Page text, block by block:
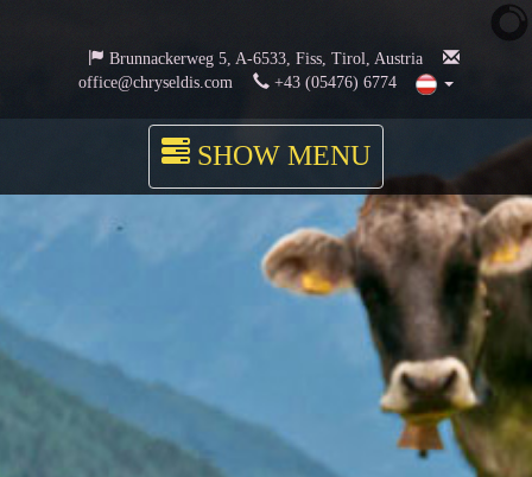
Brunnackerweg 5, A-6533, Fiss, Tirol, Austria
office@chryseldis.com
+43 (05476) 6774
SHOW MENU